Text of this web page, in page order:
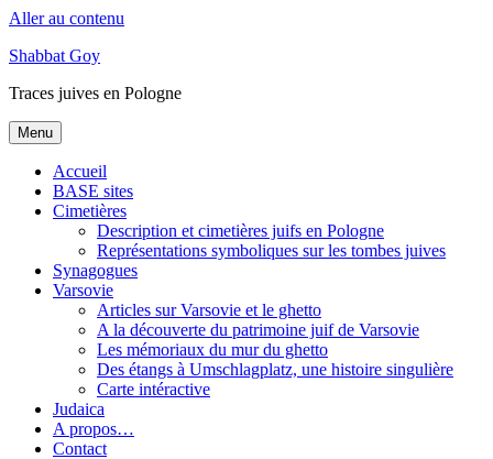
Aller au contenu
Shabbat Goy
Traces juives en Pologne
Menu
Accueil
BASE sites
Cimetières
Description et cimetières juifs en Pologne
Représentations symboliques sur les tombes juives
Synagogues
Varsovie
Articles sur Varsovie et le ghetto
A la découverte du patrimoine juif de Varsovie
Les mémoriaux du mur du ghetto
Des étangs à Umschlagplatz, une histoire singulière
Carte intéractive
Judaica
A propos…
Contact